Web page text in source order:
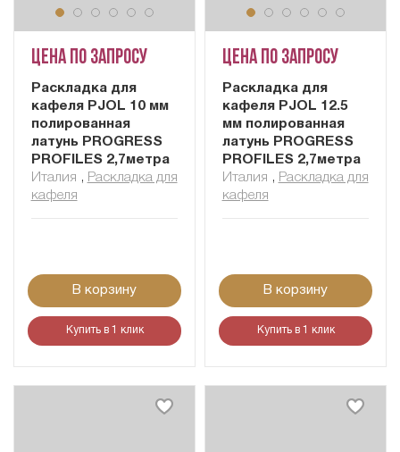
Цена по запросу
Раскладка для
кафеля PJOL 10 мм
полированная
латунь PROGRESS
PROFILES 2,7метра
Италия , Раскладка для
кафеля
В корзину
Купить в 1 клик
Цена по запросу
Раскладка для
кафеля PJOL 12.5
мм полированная
латунь PROGRESS
PROFILES 2,7метра
Италия , Раскладка для
кафеля
В корзину
Купить в 1 клик